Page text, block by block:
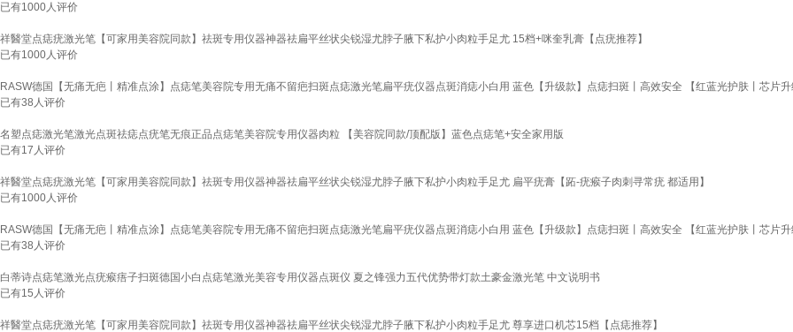
已有1000人评价
祥醫堂点痣疣激光笔【可家用美容院同款】祛斑专用仪器神器祛扁平丝状尖锐湿尤脖子腋下私护小肉粒手足尤 15档+咪奎乳膏【点疣推荐】
已有1000人评价
RASW德国【无痛无疤丨精准点涂】点痣笔美容院专用无痛不留疤扫斑点痣激光笔扁平疣仪器点斑消痣小白用 蓝色【升级款】点痣扫斑丨高效安全 【红蓝光护肤丨芯片升
已有38 人评价
名塑点痣激光笔激光点斑祛痣点疣笔无痕正品点痣笔美容院专用仪器肉粒 【美容院同款/顶配版】蓝色点痣笔+安全家用版
已有17 人评价
祥醫堂点痣疣激光笔【可家用美容院同款】祛斑专用仪器神器祛扁平丝状尖锐湿尤脖子腋下私护小肉粒手足尤 扁平疣膏【跖-疣瘊子肉刺寻常疣 都适用】
已有1000人评价
RASW德国【无痛无疤丨精准点涂】点痣笔美容院专用无痛不留疤扫斑点痣激光笔扁平疣仪器点斑消痣小白用 蓝色【升级款】点痣扫斑丨高效安全 【红蓝光护肤丨芯片升
已有38 人评价
白蒂诗点痣笔激光点疣瘊痦子扫斑德国小白点痣笔激光美容专用仪器点斑仪 夏之锋强力五代优势带灯款土豪金激光笔 中文说明书
已有15 人评价
祥醫堂点痣疣激光笔【可家用美容院同款】祛斑专用仪器神器祛扁平丝状尖锐湿尤脖子腋下私护小肉粒手足尤 尊享进口机芯15档【点痣推荐】